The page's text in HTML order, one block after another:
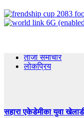
ताजा समाचार
लोकप्रिय
सहारा एकेडेमीका युवा